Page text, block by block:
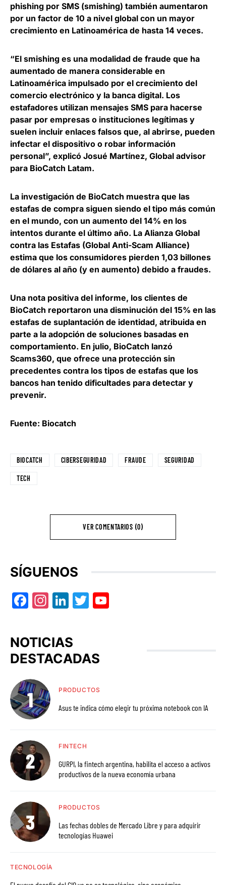
phishing por SMS (smishing) también aumentaron
por un factor de 10 a nivel global con un mayor
crecimiento en Latinoamérica de hasta 14 veces.
“El smishing es una modalidad de fraude que ha
aumentado de manera considerable en
Latinoamérica impulsado por el crecimiento del
comercio electrónico y la banca digital. Los
estafadores utilizan mensajes SMS para hacerse
pasar por empresas o instituciones legítimas y
suelen incluir enlaces falsos que, al abrirse, pueden
infectar el dispositivo o robar información
personal”, explicó Josué Martínez, Global advisor
para BioCatch Latam.
La investigación de BioCatch muestra que las
estafas de compra siguen siendo el tipo más común
en el mundo, con un aumento del 14% en los
intentos durante el último año. La Alianza Global
contra las Estafas (Global Anti-Scam Alliance)
estima que los consumidores pierden 1,03 billones
de dólares al año (y en aumento) debido a fraudes.
Una nota positiva del informe, los clientes de
BioCatch reportaron una disminución del 15% en las
estafas de suplantación de identidad, atribuida en
parte a la adopción de soluciones basadas en
comportamiento. En julio, BioCatch lanzó
Scams360, que ofrece una protección sin
precedentes contra los tipos de estafas que los
bancos han tenido dificultades para detectar y
prevenir.
Fuente: Biocatch
BIOCATCH CIBERSEGURIDAD FRAUDE SEGURIDAD
TECH
VER COMENTARIOS (0)
SÍGUENOS
Facebook
Instagram
LinkedIn
Twitter
NOTICIAS
DESTACADAS
PRODUCTOS
Asus te indica cómo elegir tu próxima notebook con IA
FINTECH
GURPI, la fintech argentina, habilita el acceso a activos
productivos de la nueva economía urbana
PRODUCTOS
Las fechas dobles de Mercado Libre y para adquirir
tecnologías Huawei
TECNOLOGÍA